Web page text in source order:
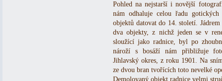
Pohled na nejstarší i novější
nám odhaluje celou řadu
objektů datovat do 14. století.
dva objekty, z nichž jeden se v
sloužící jako radnice, byl po
nároží s bosáží nám přibližuje
Jihlavský okres, z roku 1901. Na
ze dvou bran tvořících toto nevelké
Demolovaný objekt radnice velmi